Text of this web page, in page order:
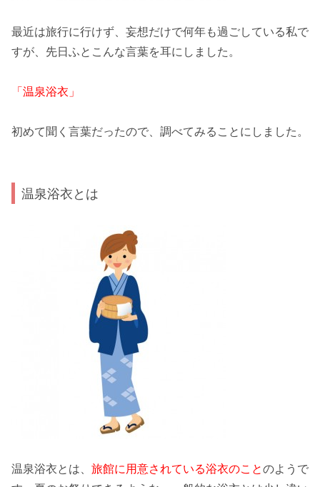
最近は旅行に行けず、妄想だけで何年も過ごしている私で
すが、先日ふとこんな言葉を耳にしました。
「温泉浴衣」
初めて聞く言葉だったので、調べてみることにしました。
温泉浴衣とは
温泉浴衣とは、 旅館に用意されている浴衣のことのようで